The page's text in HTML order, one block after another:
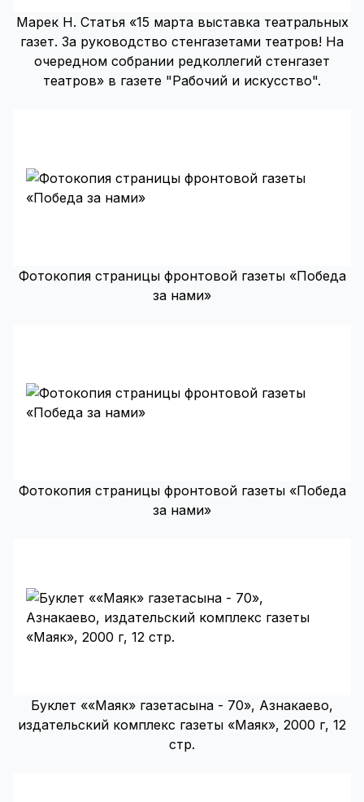
Марек Н. Статья «15 марта выставка театральных
газет. За руководство стенгазетами театров! На
очередном собрании редколлегий стенгазет
театров» в газете "Рабочий и искусство".
Фотокопия страницы фронтовой газеты «Победа
за нами»
Фотокопия страницы фронтовой газеты «Победа
за нами»
Буклет ««Маяк» газетасына - 70», Азнакаево,
издательский комплекс газеты «Маяк», 2000 г, 12
стр.